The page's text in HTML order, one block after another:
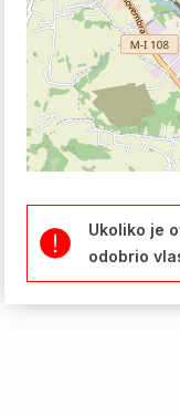
Ukoliko je
odobrio